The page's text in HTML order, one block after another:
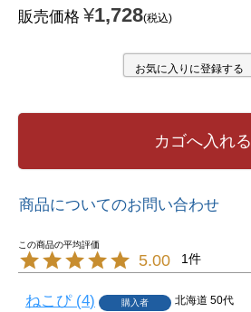
販売価格 ¥1,728 税込
お気に入りに登録する
カゴへ入れる
商品についてのお問い合わせ
5.00 1
ねこぴ 4 購入者 北海道 50代